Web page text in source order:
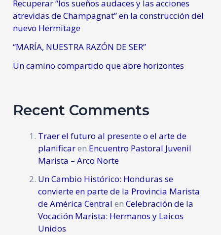
Recuperar “los sueños audaces y las acciones
atrevidas de Champagnat” en la construcción del
nuevo Hermitage
“MARÍA, NUESTRA RAZÓN DE SER”
Un camino compartido que abre horizontes
Recent Comments
Traer el futuro al presente o el arte de
planificaren Encuentro Pastoral Juvenil
Marista – Arco Norte
Un Cambio Histórico: Honduras se
convierte en parte de la Provincia Marista
de América Central enCelebración de la
Vocación Marista: Hermanos y Laicos
Unidos